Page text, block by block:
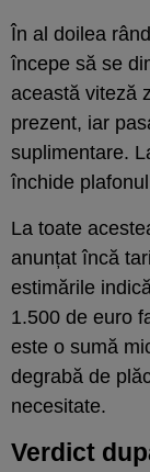
În al doilea
începe să se
această viteză
prezent, iar
suplimentare.
închide
La toate
anunțat încă
estimările
1.500 de euro
este o sumă
degrabă de
necesitate.
Verdict